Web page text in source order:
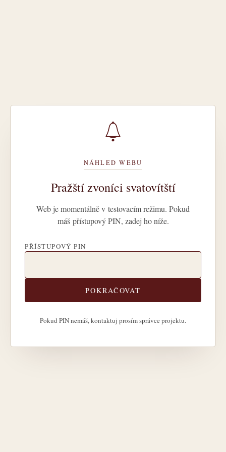
NÁHLED WEBU
Pražští zvoníci svatovítští
Web je momentálně v testovacím režimu. Pokud
máš přístupový PIN, zadej ho níže.
PŘÍSTUPOVÝ PIN
POKRAČOVAT
Pokud PIN nemáš, kontaktuj prosím správce projektu.